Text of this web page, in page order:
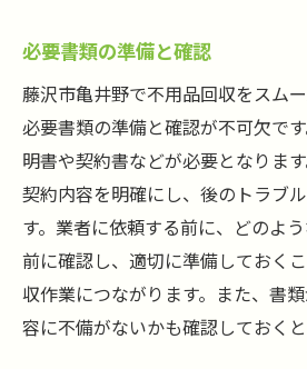
必要書類の準備と確認
藤沢市亀井野で不用品回収をスム
必要書類の準備と確認が不可欠で
明書や契約書などが必要となります
契約内容を明確にし、後のトラブ
す。業者に依頼する前に、どのよ
前に確認し、適切に準備しておく
収作業につながります。また、書
容に不備がないかも確認しておくと